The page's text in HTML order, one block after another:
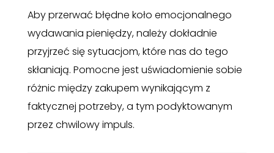
Aby przerwać błędne koło emocjonalnego
wydawania pieniędzy, należy dokładnie
przyjrzeć się sytuacjom, które nas do tego
skłaniają. Pomocne jest uświadomienie sobie
różnic między zakupem wynikającym z
faktycznej potrzeby, a tym podyktowanym
przez chwilowy impuls.